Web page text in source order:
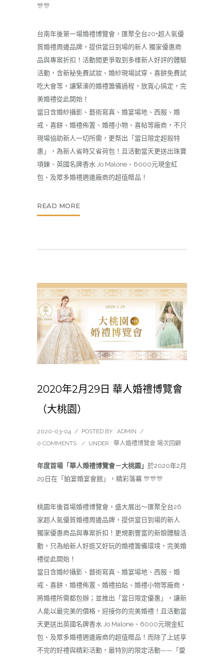
🎊🎊
台南年後第一場婚禮博覽會，匯聚全台20+超人氣優
質婚禮周邊品牌，提供當日到場的新人 獨家優惠商
品與專案折扣！活動間更爭取到多樣新人好評的體驗
活動，含新秘免費試妝、婚紗現場試穿、喜餅免費試
吃大會等，讓緊湊的婚禮籌備過程，放寬心搞定，完
美婚禮從此開始！
當日含婚紗攝影、藝術寫真、婚宴場地、西服、婚
戒、喜餅、婚禮佈置、婚禮小物、喜帖等廠商，不只
現場協助新人一切所需，更祭出「當日限定超殺特
惠」，為新人省時又省荷包！且活動當天更送出珠寶
項鍊、英國名牌香水 Jo Malone、6000元現金紅
包、及眾多婚禮週邊廠商的超值贈品！
READ MORE
2020年2月29日 華人婚禮博覽會
（大桃園）
2020-03-04 / POSTED BY : ADMIN /
0 COMMENTS
/ UNDER : 華人婚禮博覽會 場次回顧
年度首場「華人婚禮博覽會－大桃園」 於2020年2月
29日在「鉑宴婚宴會館」，精彩落幕 🎊🎊🎊
桃園年後首場婚禮博覽會，盛大展出～匯聚全台26
家超人氣優質婚禮周邊品牌，提供當日到場的新人
獨家優惠商品與專案折扣！更規劃豐富的新娘體驗活
動，只為給新人好逛又好玩的婚禮籌備環境，完美婚
禮從此開始！
當日含婚紗攝影、藝術寫真、婚宴場地、西服、婚
戒、喜餅、婚禮佈置、婚禮拍貼、婚禮小物等廠商，
將婚禮所需都包辦；並推出「當日限定優惠」，讓新
人能以最完美的價格，迎接你的完美婚禮！且活動當
天更送出英國名牌香水 Jo Malone、6000元現金紅
包、及眾多婚禮週邊廠商的超值贈品！而除了上述享
不完的好禮與精彩活動，最特別的限定活動——「愛